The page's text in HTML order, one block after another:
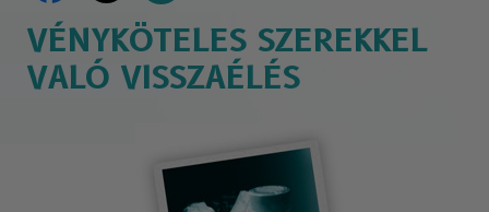
VÉNYKÖTELES SZEREKKEL
VALÓ VISSZAÉLÉS